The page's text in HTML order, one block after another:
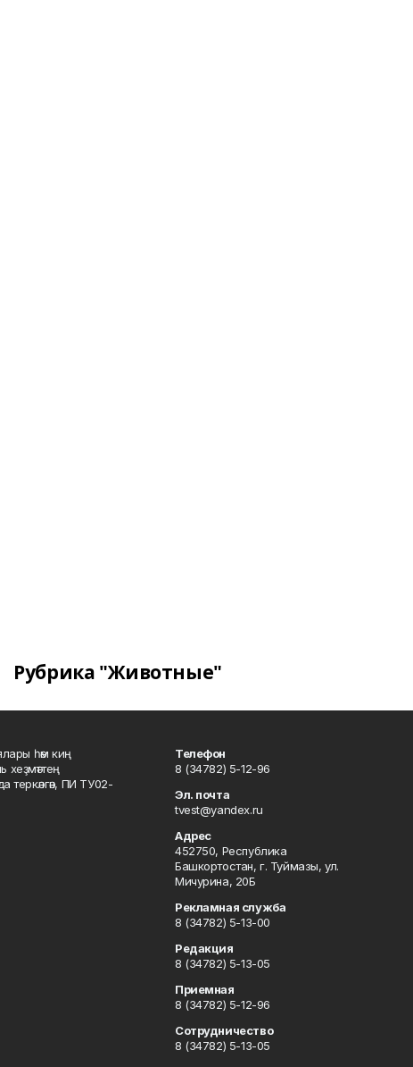
Рубрика "Животные"
һәм киң
хеҙмәттең
ПИ ТУ02-
Телефон
8 (34782) 5-12-96
Эл. почта
tvest@yandex.ru
Адрес
452750, Республика
Башкортостан, г. Туймазы, ул.
Мичурина, 20Б
Рекламная служба
8 (34782) 5-13-00
Редакция
8 (34782) 5-13-05
Приемная
8 (34782) 5-12-96
Сотрудничество
8 (34782) 5-13-05